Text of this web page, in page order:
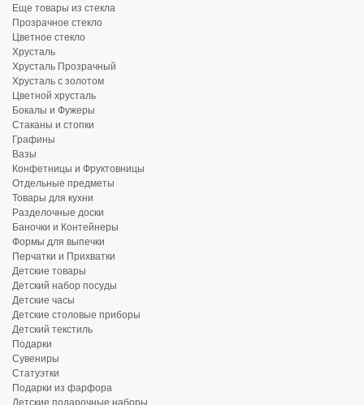
Еще товары из стекла
Прозрачное стекло
Цветное стекло
Хрусталь
Хрусталь Прозрачный
Хрусталь с золотом
Цветной хрусталь
Бокалы и Фужеры
Стаканы и стопки
Графины
Вазы
Конфетницы и Фруктовницы
Отдельные предметы
Товары для кухни
Разделочные доски
Баночки и Контейнеры
Формы для выпечки
Перчатки и Прихватки
Детские товары
Детский набор посуды
Детские часы
Детские столовые приборы
Детский текстиль
Подарки
Сувениры
Статуэтки
Подарки из фарфора
Детские подарочные наборы